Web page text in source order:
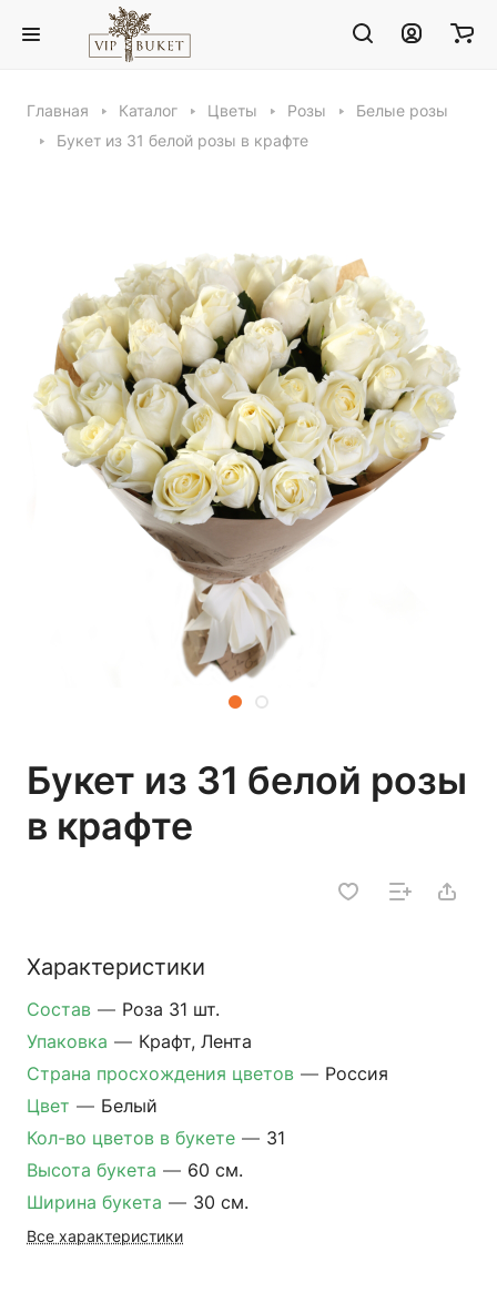
Главная Каталог Цветы Розы
Белые розы
Букет из 31 белой розы в крафте
Букет из 31 белой розы
в крафте
Характеристики
Состав — Роза 31 шт.
Упаковка — Крафт, Лента
Страна просхождения цветов — Россия
Цвет — Белый
Кол-во цветов в букете — 31
Высота букета — 60 см.
Ширина букета — 30 см.
Все характеристики